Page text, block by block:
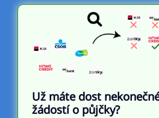
Už máte dost
žádostí o půjčky?